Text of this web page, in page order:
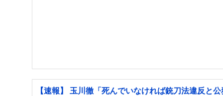
【速報】 玉川徹「死んでいなければ銃刀法違反と